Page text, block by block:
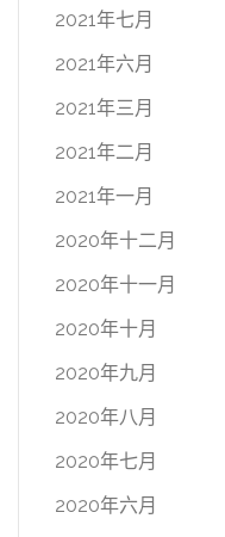
2021年七月
2021年六月
2021年三月
2021年二月
2021年一月
2020年十二月
2020年十一月
2020年十月
2020年九月
2020年八月
2020年七月
2020年六月